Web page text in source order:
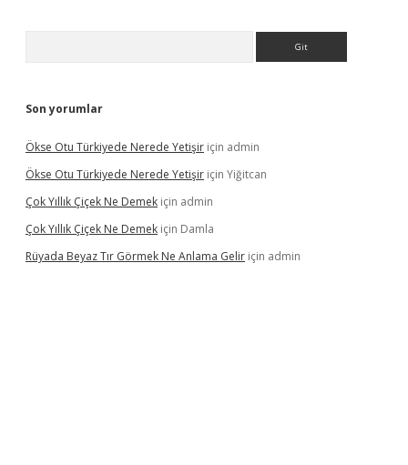
Son yorumlar
Ökse Otu Türkiyede Nerede Yetişir için admin
Ökse Otu Türkiyede Nerede Yetişir için Yiğitcan
Çok Yıllık Çiçek Ne Demek için admin
Çok Yıllık Çiçek Ne Demek için Damla
Rüyada Beyaz Tır Görmek Ne Anlama Gelir için admin